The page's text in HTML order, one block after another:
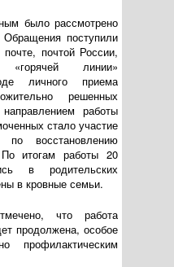
было рассмотрено
поступили
почтой России,
линии»
личного приема
решенных
работы
стало участие
восстановлению
итогам работы 20
в родительских
в кровные семьи.
что работа
продолжена, особое
профилактическим